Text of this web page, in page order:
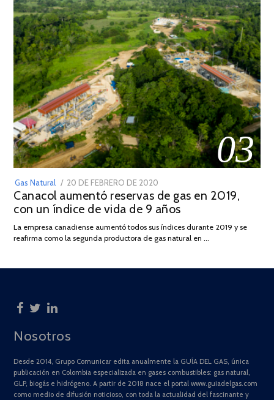
03
Gas Natural
POSTED
ON
20 DE FEBRERO DE 2020
DE
JULIO
2025
Canacol aumentó reservas de gas en 2019,
con un índice de vida de 9 años
La empresa canadiense aumentó todos sus índices durante 2019 y se
reafirma como la segunda productora de gas natural en …
Nosotros
Desde 2014, Grupo Comunicar edita anualmente la GUÍA DEL GAS, única
publicación en Colombia especializada en gases combustibles: gas natural,
GLP, biogás e hidrógeno. A partir de 2018 nace el portal www.guiadelgas.com
como medio de difusión noticioso, con toda la actualidad del fascinante y